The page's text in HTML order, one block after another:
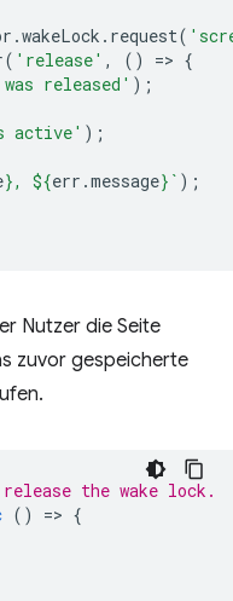
.wakeLock . request(
( 'release' , () => {
was released' );
active' );
}, ${err .message} ` );
Nutzer die Seite
zuvor gespeicherte
the wake lock.
() => {